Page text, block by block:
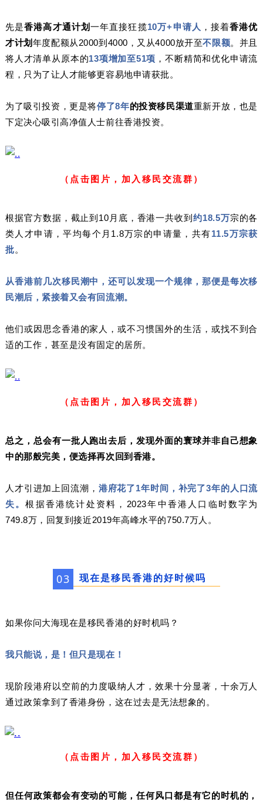
先是香港高才通计划一年直接狂揽10万+申请人 ，接着香港优
才计划 年度配额从2000到4000，又从4000放开至不限额。并且
将人才清单从原本的13项增加至51项 ，不断精简和优化申请流
程，只为了让人才能够更容易地申请获批。
为了吸引投资，更是将停了8年的投资移民渠道重新开放，也是
下定决心吸引高净值人士前往香港投资。
（点击图片，加入移民交流群）
根据官方数据，截止到10月底，香港一共收到约18.5万宗的各
类人才申请，平均每个月1.8万宗的申请量，共有11.5万宗获
批。
从香港前几次移民潮中，还可以发现一个规律，那便是每次移
民潮后，紧接着又会有回流潮。
他们或因思念香港的家人，或不习惯国外的生活，或找不到合
适的工作，甚至是没有固定的居所。
（点击图片，加入移民交流群）
总之，总会有一批人跑出去后，发现外面的寰球并非自己想象
中的那般完美，便选择再次回到香港。
人才引进加上回流潮， 港府花了1年时间，补完了3年的人口流
失。根据香港统计处资料，2023年中香港人口临时数字为
749.8万，回复到接近2019年高峰水平的750.7万人。
03 现在是移民香港的好时候吗
如果你问大海现在是移民香港的好时机吗？
我只能说，是！但只是现在！
现阶段港府以空前的力度吸纳人才，效果十分显著，十余万人
通过政策拿到了香港身份，这在过去是无法想象的。
（点击图片，加入移民交流群）
但任何政策都会有变动的可能，任何风口都是有它的时机的，